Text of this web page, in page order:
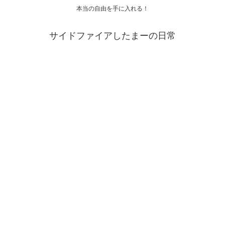
本当の自由を手に入れる！
サイドファイアしたまーの日常